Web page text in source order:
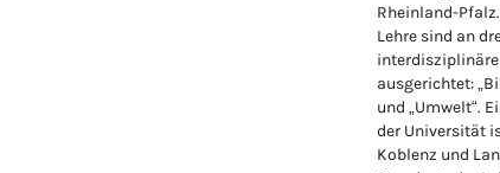
Rheinland-
Lehre sind an
ausgerichtet:
und „Umwelt“.
der Universität
Koblenz und